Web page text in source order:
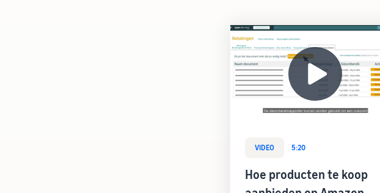
VIDEO 5:20
Hoe producten te koop